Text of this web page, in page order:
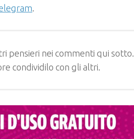
.
pensieri nei commenti qui sotto.
condividilo con gli altri.